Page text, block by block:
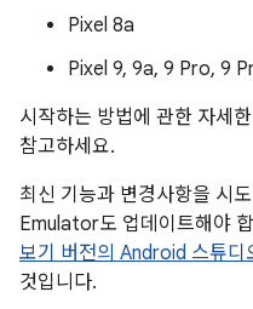
Pixel 8a
Pixel 9, 9a, 9 Pro, 9
시작하는 방법에 관한 자세
참고하세요.
최신 기능과 변경사항을 시
Emulator도 업데이트해야
보기 버전의 Android 스튜디
것입니다.